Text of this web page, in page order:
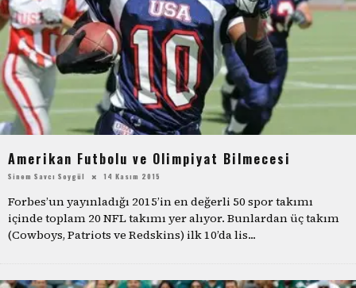
Amerikan Futbolu ve Olimpiyat Bilmecesi
Sinem Savcı Soygül 14 Kasım 2015
Forbes’un yayınladığı 2015’in en değerli 50 spor takımı
içinde toplam 20 NFL takımı yer alıyor. Bunlardan üç takım
(Cowboys, Patriots ve Redskins) ilk 10’da lis...